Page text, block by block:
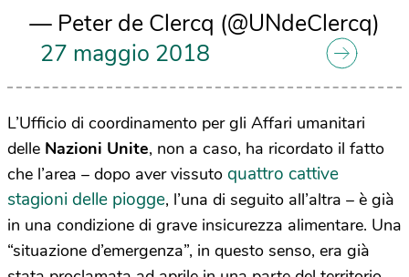
— Peter de Clercq (@UNdeClercq)
27 maggio 2018
L’Ufficio di coordinamento per gli Affari umanitari
delle Nazioni Unite, non a caso, ha ricordato il fatto
che l’area – dopo aver vissuto quattro cattive
stagioni delle piogge, l’una di seguito all’altra – è già
in una condizione di grave insicurezza alimentare. Una
“situazione d’emergenza”, in questo senso, era già